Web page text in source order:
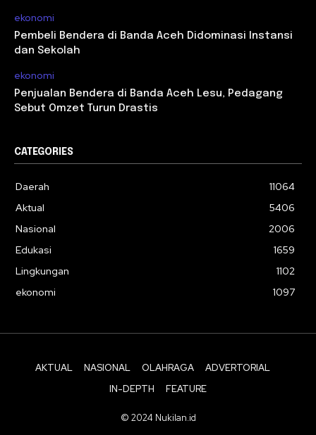
ekonomi
Pembeli Bendera di Banda Aceh Didominasi Instansi
dan Sekolah
ekonomi
Penjualan Bendera di Banda Aceh Lesu, Pedagang
Sebut Omzet Turun Drastis
CATEGORIES
Daerah
11064
Aktual
5406
Nasional
2006
Edukasi
1659
Lingkungan
1102
ekonomi
1097
AKTUAL NASIONAL OLAHRAGA
ADVERTORIAL
IN-DEPTH
FEATURE
© 2024 Nukilan.id